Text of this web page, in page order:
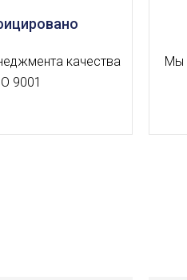
качества
9001
Мы